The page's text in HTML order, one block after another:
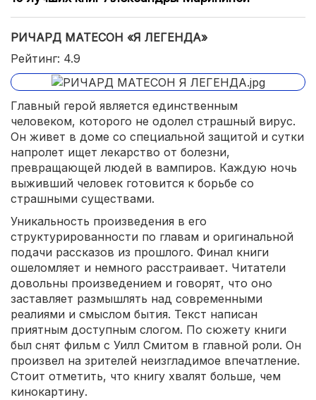
РИЧАРД МАТЕСОН «Я ЛЕГЕНДА»
Рейтинг: 4.9
Главный герой является единственным
человеком, которого не одолел страшный вирус.
Он живет в доме со специальной защитой и сутки
напролет ищет лекарство от болезни,
превращающей людей в вампиров. Каждую ночь
выживший человек готовится к борьбе со
страшными существами.
Уникальность произведения в его
структурированности по главам и оригинальной
подачи рассказов из прошлого. Финал книги
ошеломляет и немного расстраивает. Читатели
довольны произведением и говорят, что оно
заставляет размышлять над современными
реалиями и смыслом бытия. Текст написан
приятным доступным слогом. По сюжету книги
был снят фильм с Уилл Смитом в главной роли. Он
произвел на зрителей неизгладимое впечатление.
Стоит отметить, что книгу хвалят больше, чем
кинокартину.